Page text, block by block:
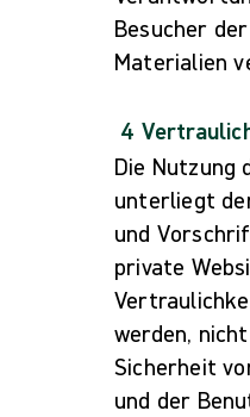
Besucher
Materialien
4
Die Nutzung
unterliegt
und
private
werden,
Sicherheit
und der